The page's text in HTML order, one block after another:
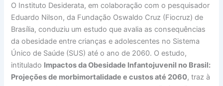
O Instituto Desiderata, em colaboração com o pesquisador
Eduardo Nilson, da Fundação Oswaldo Cruz (Fiocruz) de
Brasília, conduziu um estudo que avalia as consequências
da obesidade entre crianças e adolescentes no Sistema
Único de Saúde (SUS) até o ano de 2060. O estudo,
intitulado Impactos da Obesidade Infantojuvenil no Brasil:
Projeções de morbimortalidade e custos até 2060, traz à